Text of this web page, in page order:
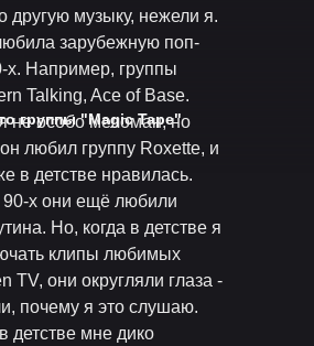
группы "Magic Tape"
другую музыку, нежели я.
зарубежную поп-
х. Например, группы
Talking, Ace of Base.
не особо меломан, но
любил группу Roxette, и
в детстве нравилась.
90-х они ещё любили
Но, когда в детстве я
клипы любимых
TV, они округляли глаза -
почему я это слушаю.
детстве мне дико